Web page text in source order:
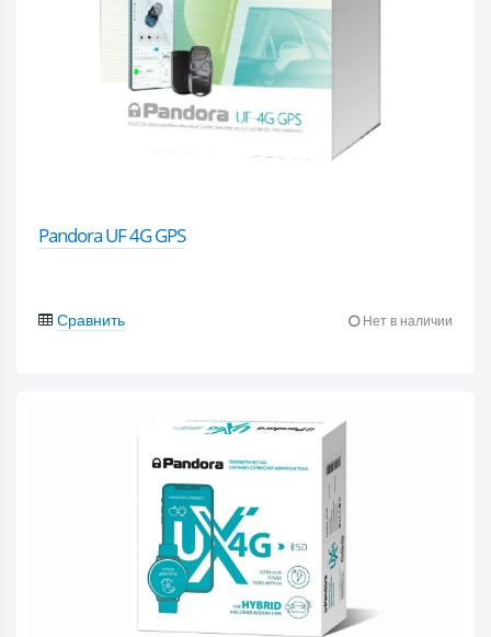
Pandora UF 4G GPS
Сравнить Нет в наличии